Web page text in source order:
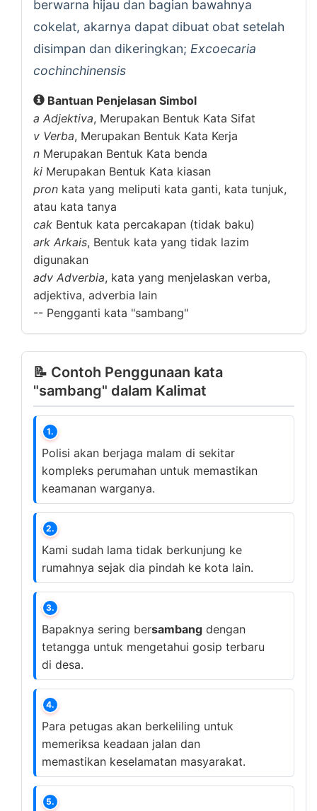
berwarna hijau dan bagian bawahnya
cokelat, akarnya dapat dibuat obat setelah
disimpan dan dikeringkan; Excoecaria
cochinchinensis
Bantuan Penjelasan Simbol
a Adjektiva, Merupakan Bentuk Kata Sifat
v Verba, Merupakan Bentuk Kata Kerja
n Merupakan Bentuk Kata benda
ki Merupakan Bentuk Kata kiasan
pron kata yang meliputi kata ganti, kata tunjuk,
atau kata tanya
cak Bentuk kata percakapan (tidak baku)
ark Arkais, Bentuk kata yang tidak lazim
digunakan
adv Adverbia, kata yang menjelaskan verba,
adjektiva, adverbia lain
-- Pengganti kata "sambang"
📝 Contoh Penggunaan kata
"sambang" dalam Kalimat
1.
Polisi akan berjaga malam di sekitar
kompleks perumahan untuk memastikan
keamanan warganya.
2.
Kami sudah lama tidak berkunjung ke
rumahnya sejak dia pindah ke kota lain.
3.
Bapaknya sering bersambang dengan
tetangga untuk mengetahui gosip terbaru
di desa.
4.
Para petugas akan berkeliling untuk
memeriksa keadaan jalan dan
memastikan keselamatan masyarakat.
5.